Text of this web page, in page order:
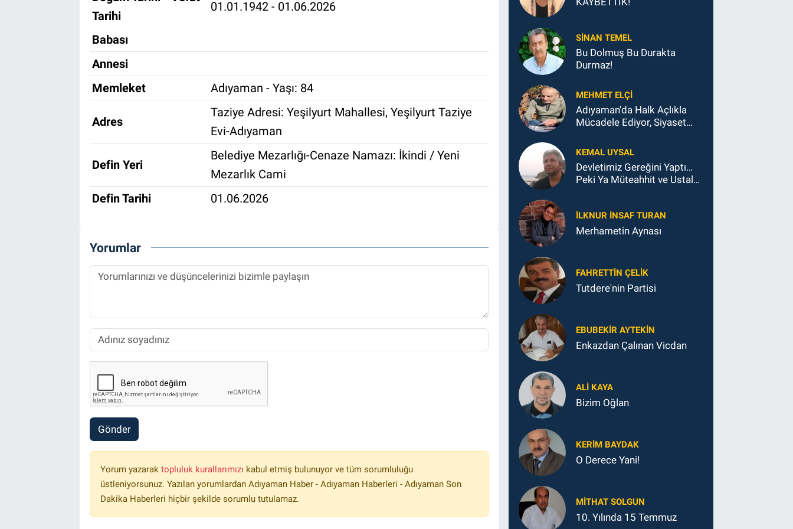
Tarihi
01.01.1942 - 01.06.2026
Babası
Annesi
Memleket
Adıyaman - Yaşı: 84
Adres
Taziye Adresi: Yeşilyurt Mahallesi, Yeşilyurt Taziye
Evi-Adıyaman
Defin Yeri
Belediye Mezarlığı-Cenaze Namazı: İkindi / Yeni
Mezarlık Cami
Defin Tarihi
01.06.2026
Yorumlar
Gönder
Yorum yazarak topluluk kurallarımızı kabul etmiş bulunuyor ve tüm sorumluluğu
üstleniyorsunuz. Yazılan yorumlardan Adıyaman Haber - Adıyaman Haberleri - Adıyaman Son
Dakika Haberleri hiçbir şekilde sorumlu tutulamaz.
SINAN TEMEL
Bu Dolmuş Bu Durakta
Durmaz!
MEHMET ELÇI
Adıyaman'da Halk Açlıkla
Mücadele Ediyor, Siyaset
KEMAL UYSAL
Devletimiz Gereğini Yaptı…
Peki Ya Müteahhit ve Ustalar
İLKNUR İNSAF TURAN
Merhametin Aynası
FAHRETTIN ÇELİK
Tutdere'nin Partisi
EBUBEKIR AYTEKIN
Enkazdan Çalınan Vicdan
ALI KAYA
Bizim Oğlan
KERIM BAYDAK
O Derece Yani!
MITHAT SOLGUN
10. Yılında 15 Temmuz
Kültür Sanat
BİLİM VE TEKNOLOJİ